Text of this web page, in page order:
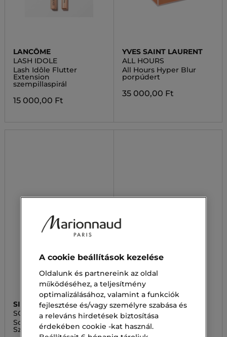
LANCÔME
LASH IDOLE
Lash Idôle Flutter
Extension
szempillaspirál
15 000,00 Ft
YVES SAINT LAURENT
ALL HOURS
All Hours Hyper Blur
porpúdert
35 000,00 Ft
SISLEY
SO CURL MASCARA
So Curl Mascara
Szempillaspirál
LANCÔME
JUICY TUBES CREAM
JUICY TUBES CREAM
Szájfény
A cookie beállítások kezelése
Oldalunk és partnereink az oldal
működéséhez, a teljesítmény
optimalizálásához, valamint a funkciók
fejlesztése és/vagy személyre szabása és
a releváns hirdetések biztosítása
érdekében cookie -kat használ.